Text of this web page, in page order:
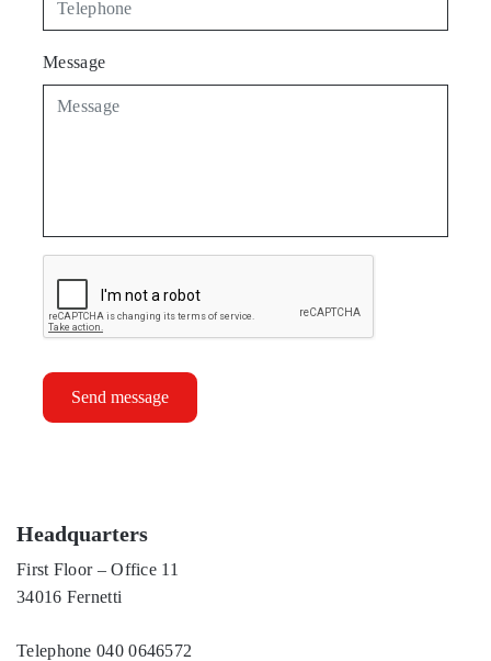
Message
Send message
Headquarters
First Floor – Office 11
34016 Fernetti
Telephone 040 0646572